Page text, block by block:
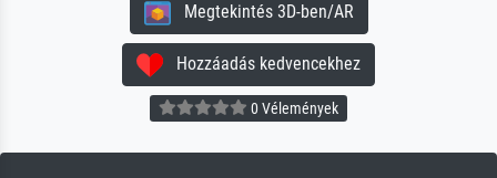
Megtekintés 3D-ben/AR
Hozzáadás kedvencekhez
0 Vélemények